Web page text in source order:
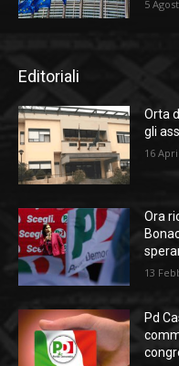
5
Editoriali
Orta
gli
16
Ora
13
Pd